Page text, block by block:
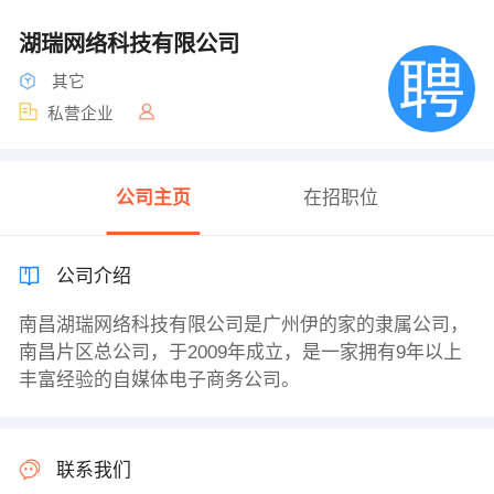
湖瑞网络科技有限公司
其它
私营企业
公司主页 在招职位
公司介绍
南昌湖瑞网络科技有限公司是广州伊的家的隶属公司，
南昌片区总公司，于2009年成立，是一家拥有9年以上
丰富经验的自媒体电子商务公司。
联系我们